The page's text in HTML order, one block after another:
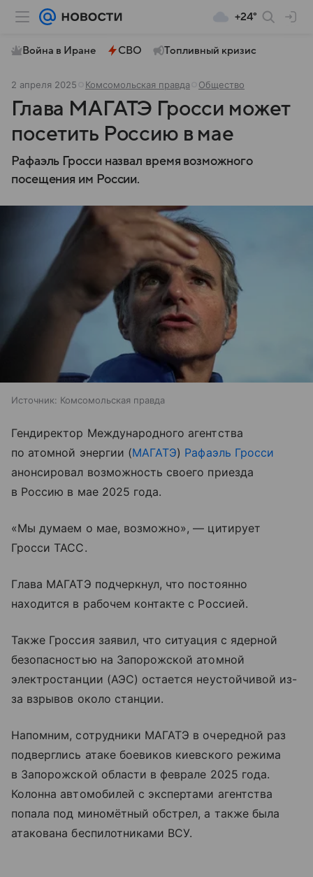
+24°
Война в Иране СВО Топливный кризис
2 апреля 2025 Комсомольская правда Общество
Глава МАГАТЭ Гросси может
посетить Россию в мае
Рафаэль Гросси назвал время возможного
посещения им России.
Источник: Комсомольская правда
Гендиректор Международного агентства
по атомной энергии (МАГАТЭ) Рафаэль Гросси
анонсировал возможность своего приезда
в Россию в мае 2025 года.
«Мы думаем о мае, возможно», — цитирует
Гросси ТАСС.
Глава МАГАТЭ подчеркнул, что постоянно
находится в рабочем контакте с Россией.
Также Гроссия заявил, что ситуация с ядерной
безопасностью на Запорожской атомной
электростанции (АЭС) остается неустойчивой из-
за взрывов около станции.
Напомним, сотрудники МАГАТЭ в очередной раз
подверглись атаке боевиков киевского режима
в Запорожской области в феврале 2025 года.
Колонна автомобилей с экспертами агентства
попала под миномётный обстрел, а также была
атакована беспилотниками ВСУ.